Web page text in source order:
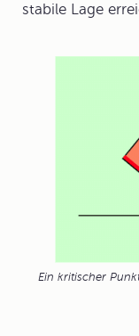
stabile Lage
Ein kritischer